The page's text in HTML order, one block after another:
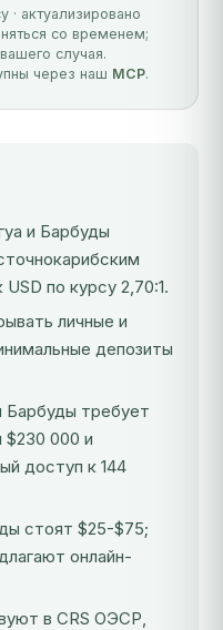
актуализировано
со временем;
случая.
через наш MCP.
и Барбуды
по курсу 2,70:1.
личные и
депозиты
Барбуды требует
$230 000 и
доступ к 144
стоят $25-$75;
онлайн-
в CRS ОЭСР,